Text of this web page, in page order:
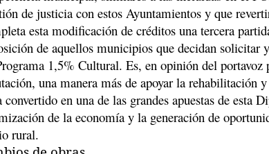
de justicia con estos Ayuntamientos y que
esta modificación de créditos una tercera
de aquellos municipios que decidan solicitar
1,5% Cultural. Es, en opinión del portavoz
una manera más de apoyar la rehabilitación
convertido en una de las grandes apuestas de esta
de la economía y la generación de
rural.